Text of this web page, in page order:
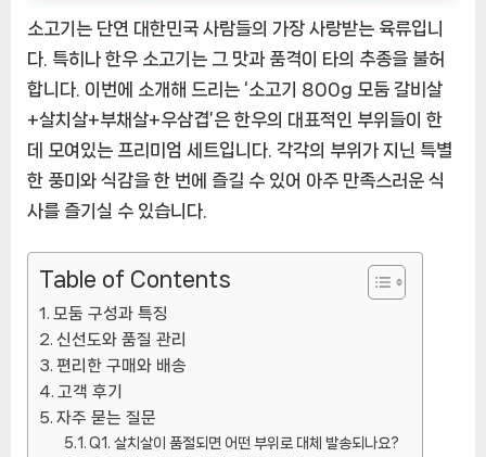
천
품]
소고기는 단연 대한민국 사람들의 가장 사랑받는 육류입니
다. 특히나 한우 소고기는 그 맛과 품격이 타의 추종을 불허
합니다. 이번에 소개해 드리는 ‘소고기 800g 모둠 갈비살
+살치살+부채살+우삼겹’은 한우의 대표적인 부위들이 한
데 모여있는 프리미엄 세트입니다. 각각의 부위가 지닌 특별
한 풍미와 식감을 한 번에 즐길 수 있어 아주 만족스러운 식
사를 즐기실 수 있습니다.
Table of Contents
모둠 구성과 특징
신선도와 품질 관리
편리한 구매와 배송
고객 후기
자주 묻는 질문
Q1. 살치살이 품절되면 어떤 부위로 대체 발송되나요?